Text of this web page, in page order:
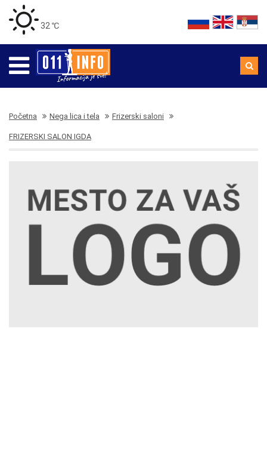
32 ℃
Početna Nega lica i tela Frizerski saloni
FRIZERSKI SALON IGDA